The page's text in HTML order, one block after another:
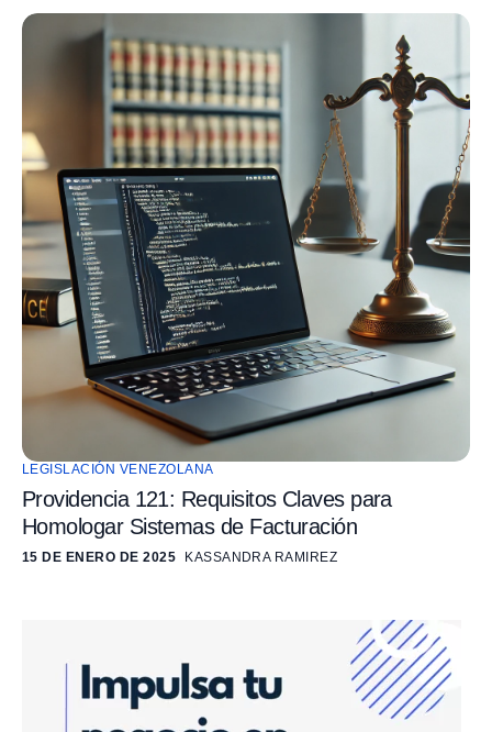
LEGISLACIÓN VENEZOLANA
Providencia 121: Requisitos Claves para
Homologar Sistemas de Facturación
15 DE ENERO DE 2025 KASSANDRA RAMIREZ